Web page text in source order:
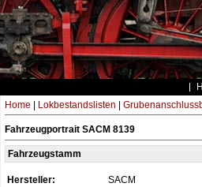
Home Lokbestandslisten
Fahrzeugportrait SACM 8139
Fahrzeugstamm
Hersteller:
SACM